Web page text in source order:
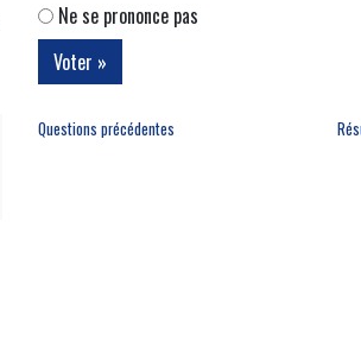
Ne se prononce pas
Questions précédentes